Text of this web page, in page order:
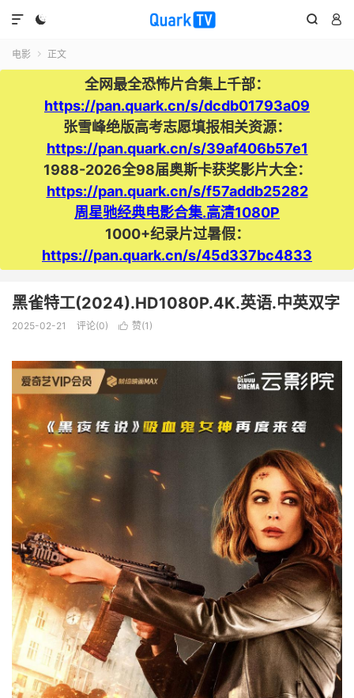
  

电影  正文
全网最全恐怖片合集上千部：
https://pan.quark.cn/s/dcdb01793a09
张雪峰绝版高考志愿填报相关资源：
https://pan.quark.cn/s/39af406b57e1
1988-2026全98届奥斯卡获奖影片大全：
https://pan.quark.cn/s/f57addb25282
周星驰经典电影合集.高清1080P
1000+纪录片过暑假：
https://pan.quark.cn/s/45d337bc4833
黑雀特工(2024).HD1080P.4K.英语.中英双字
2025-02-21 评论(0)  赞(1 )